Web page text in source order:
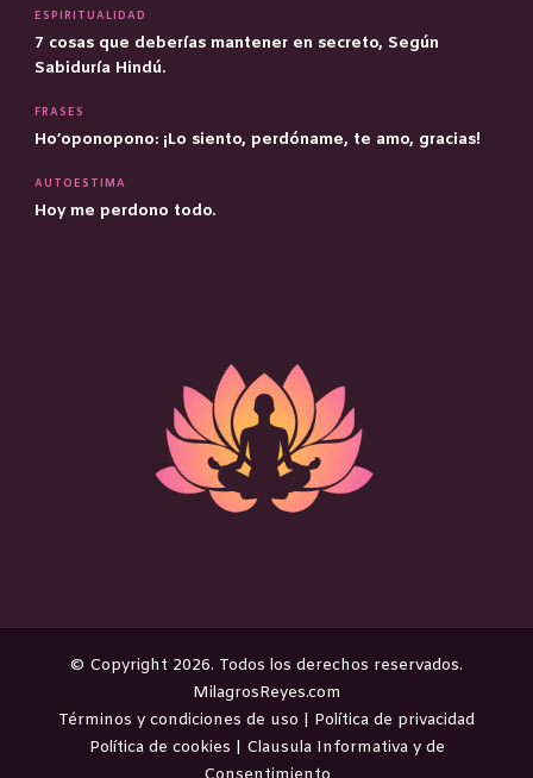
ESPIRITUALIDAD
7 cosas que deberías mantener en secreto, Según
Sabiduría Hindú.
FRASES
Ho’oponopono: ¡Lo siento, perdóname, te amo, gracias!
AUTOESTIMA
Hoy me perdono todo.
©️ Copyright 2026. Todos los derechos reservados.
MilagrosReyes.com
Términos y condiciones de uso
Política de privacidad
Política de cookies
Clausula Informativa y de